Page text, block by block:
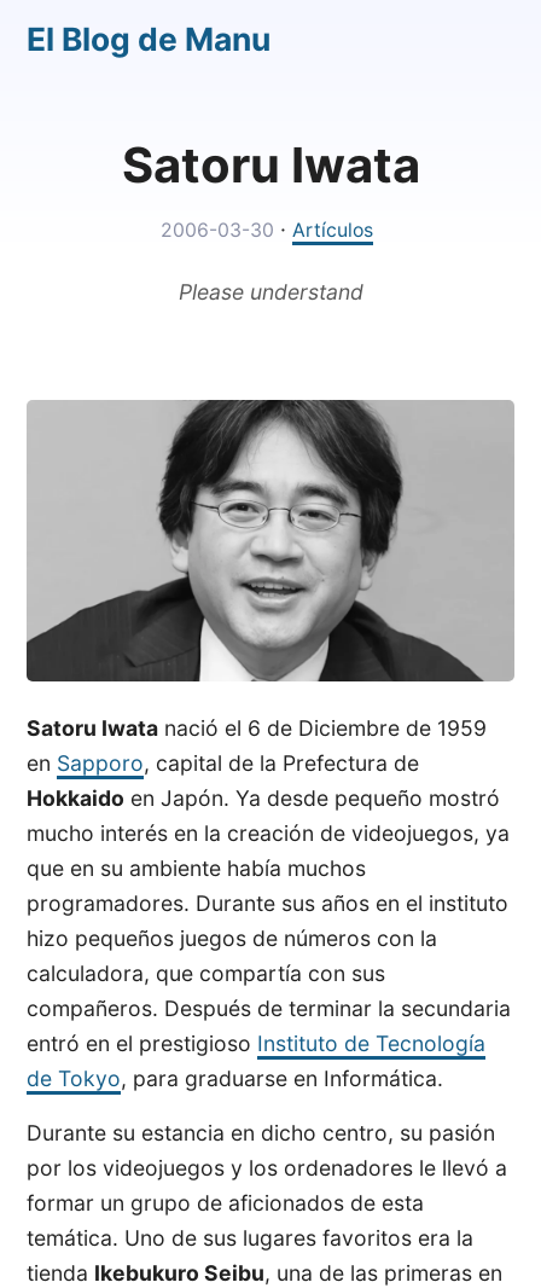
El Blog de Manu
Satoru Iwata
2006-03-30 · Artículos
Please understand
Satoru Iwata nació el 6 de Diciembre de 1959
en Sapporo, capital de la Prefectura de
Hokkaido en Japón. Ya desde pequeño mostró
mucho interés en la creación de videojuegos, ya
que en su ambiente había muchos
programadores. Durante sus años en el instituto
hizo pequeños juegos de números con la
calculadora, que compartía con sus
compañeros. Después de terminar la secundaria
entró en el prestigioso Instituto de Tecnología
de Tokyo, para graduarse en Informática.
Durante su estancia en dicho centro, su pasión
por los videojuegos y los ordenadores le llevó a
formar un grupo de aficionados de esta
temática. Uno de sus lugares favoritos era la
tienda Ikebukuro Seibu, una de las primeras en